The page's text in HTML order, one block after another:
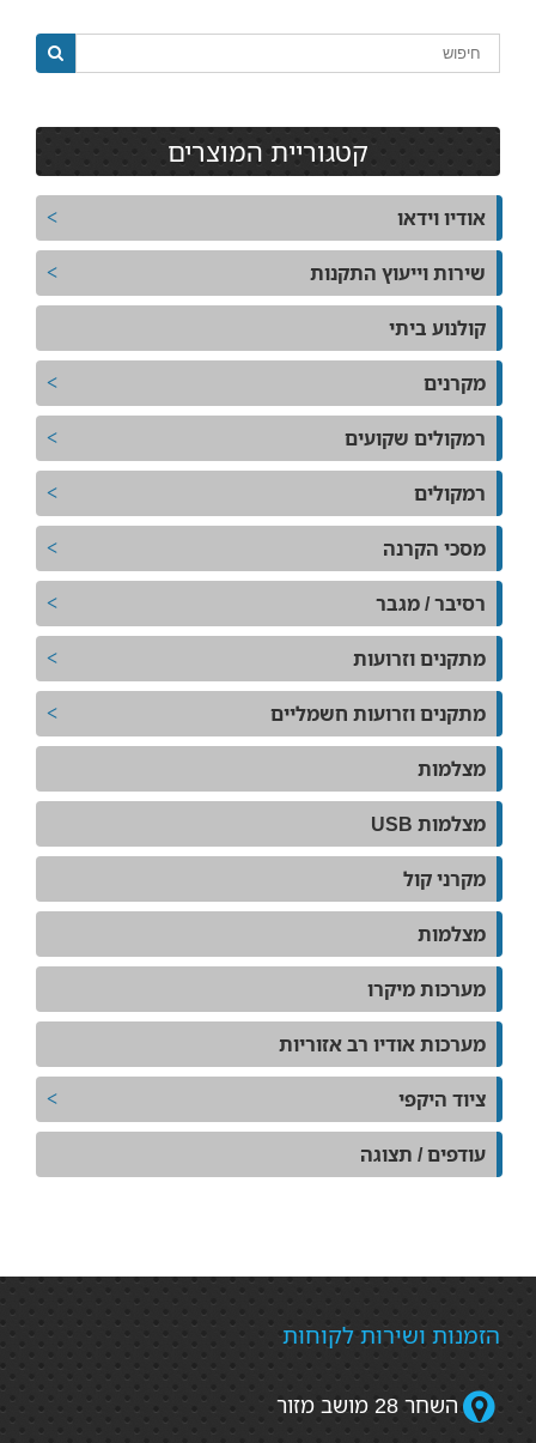
קטגוריית המוצרים
אודיו וידאו
שירות וייעוץ התקנות
קולנוע ביתי
מקרנים
רמקולים שקועים
רמקולים
מסכי הקרנה
רסיבר / מגבר
מתקנים וזרועות
מתקנים וזרועות חשמליים
מצלמות
מצלמות USB
מקרני קול
מצלמות
מערכות מיקרו
מערכות אודיו רב אזוריות
ציוד היקפי
עודפים / תצוגה
הזמנות ושירות לקוחות
השחר 28 מושב מזור